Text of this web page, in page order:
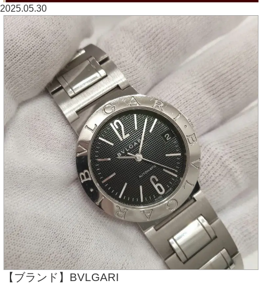
2025.05.30
【ブランド】BVLGARI